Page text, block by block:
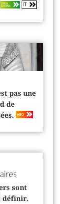
OPEN
ACCESS
IT
pas une
de
ABO
sont
définir.